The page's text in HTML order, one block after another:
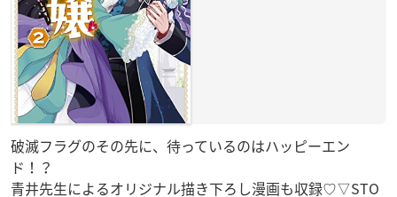
破滅フラグのその先に、待っているのはハッピーエン
ド！？
青井先生によるオリジナル描き下ろし漫画も収録♡▽STO